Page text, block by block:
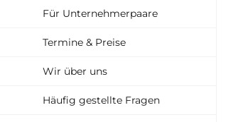
Für Unternehmerpaare
Termine & Preise
Wir über uns
Häufig gestellte Fragen